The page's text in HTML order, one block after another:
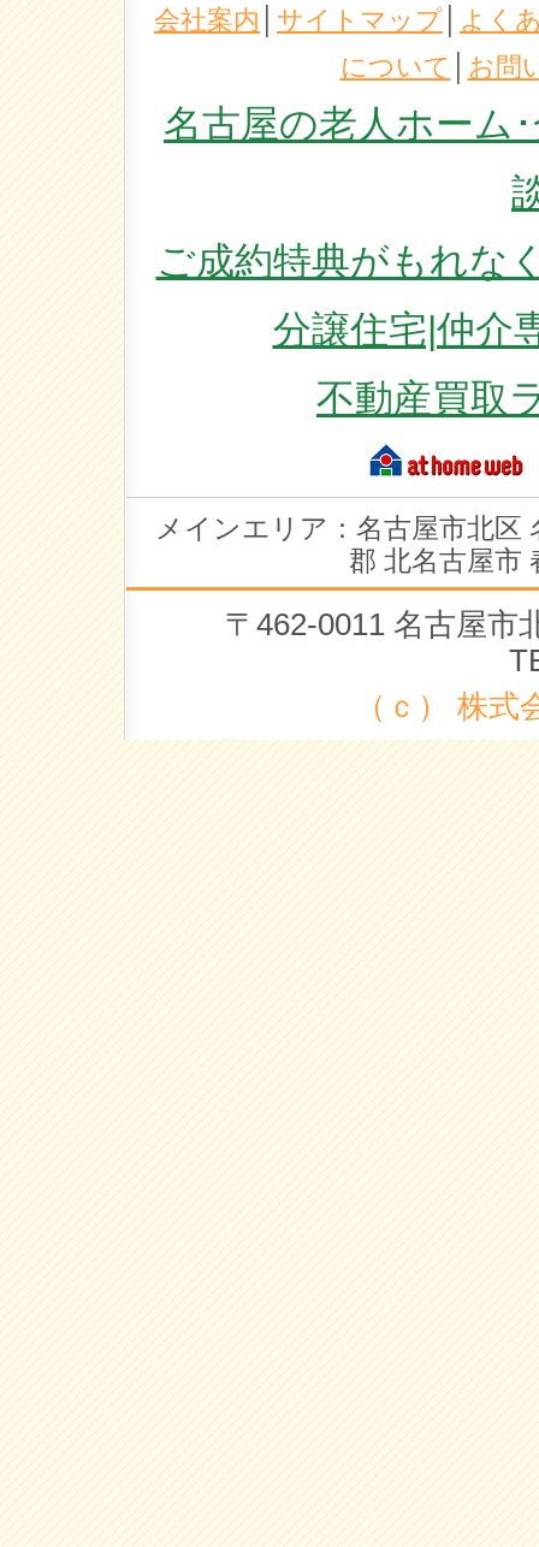
会社案内
サイトマップ
よく
について
お問
名古屋の老人ホーム
ご成約特典がもれな
分譲住宅|仲介
不動産買取
メインエリア：名古屋市北区
郡 北名古屋市
〒462-0011 名古屋市
（ｃ） 株